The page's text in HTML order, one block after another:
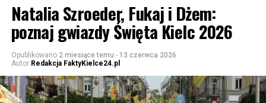
Natalia Szroeder, Fukaj i Dżem:
poznaj gwiazdy Święta Kielc 2026
Opublikowano 2 miesiące temu - 13 czerwca 2026
Autor Redakcja FaktyKielce24.pl